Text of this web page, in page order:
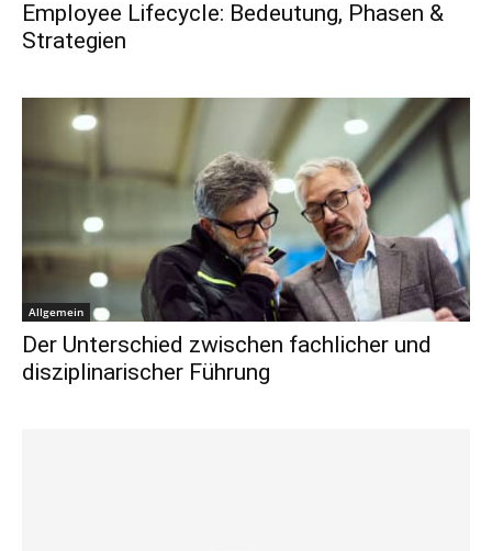
Employee Lifecycle: Bedeutung, Phasen &
Strategien
Allgemein
Der Unterschied zwischen fachlicher und
disziplinarischer Führung